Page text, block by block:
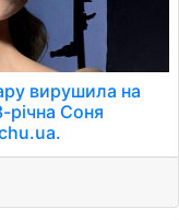
вирушила на
річна Соня